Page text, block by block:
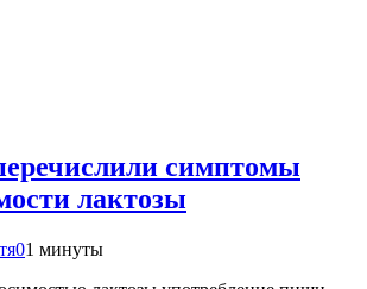
симптомы
лактозы
01 минуты